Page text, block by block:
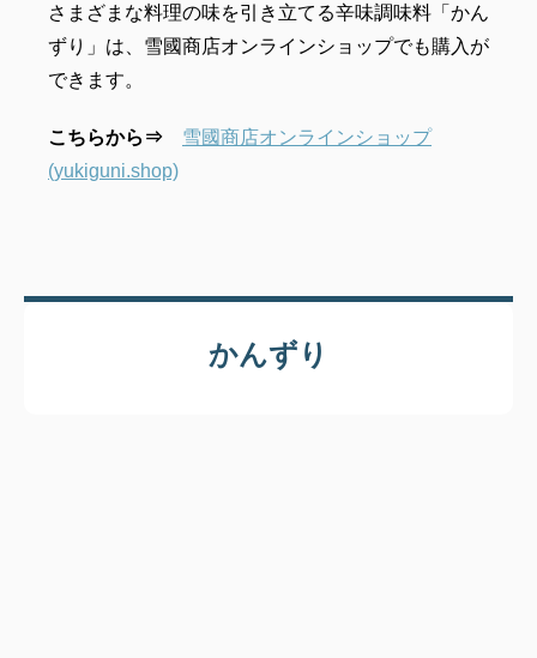
さまざまな料理の味を引き立てる辛味調味料「かん
ずり」は、雪國商店オンラインショップでも購入が
できます。
こちらから⇒
雪國商店オンラインショップ
(yukiguni.shop)
かんずり